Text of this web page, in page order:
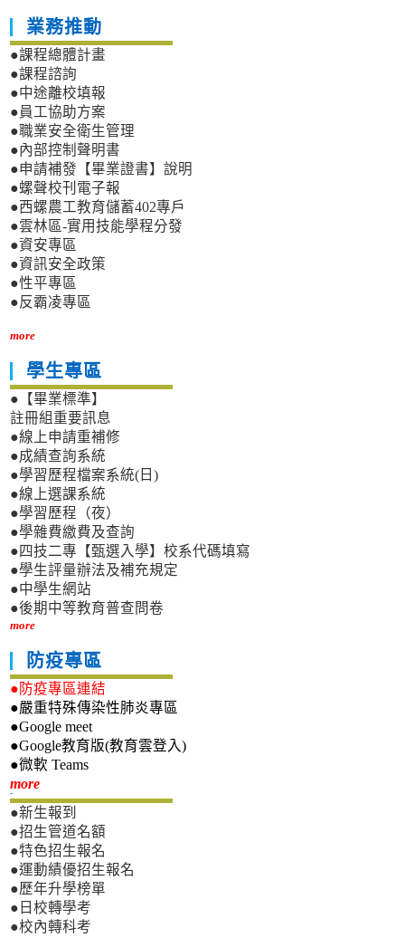
業務推動
●課程總體計畫
●課程諮詢
●中途離校填報
●員工協助方案
●職業安全衛生管理
●內部控制聲明書
●申請補發【畢業證書】說明
●螺聲校刊電子報
●西螺農工教育儲蓄402專戶
●雲林區-實用技能學程分發
●資安專區
●資訊安全政策
●性平專區
●反霸凌專區
more
學生專區
●【畢業標準】
註冊組重要訊息
●線上申請重補修
●成績查詢系統
●學習歷程檔案系統(日)
●線上選課系統
●學習歷程（夜）
●學雜費繳費及查詢
●四技二專【甄選入學】校系代碼填寫
●學生評量辦法及補充規定
●中學生網站
●後期中等教育普查問卷
more
防疫專區
●防疫專區連結
●嚴重特殊傳染性肺炎專區
●Google meet
●Google教育版(教育雲登入)
●微軟 Teams
more新生專區
●新生報到
●招生管道名額
●特色招生報名
●運動績優招生報名
●歷年升學榜單
●日校轉學考
●校內轉科考